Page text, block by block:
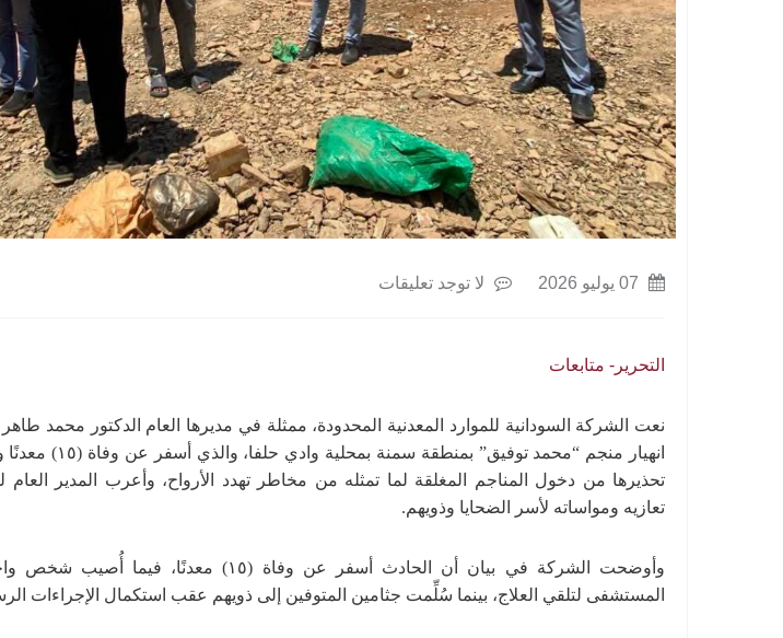
لا توجد تعليقات
التحرير- متابعات
نعت الشركة السودانية للموارد المعدنية المحدودة، ممثلة في مديرها العام الدكتور محمد
انهيار منجم “محمد توفيق”
تحذيرها من دخول المناجم المغلقة لما تمثله من مخاطر تهدد الأرواح، وأعرب المدير
تعازيه ومواساته لأسر الضحايا وذويهم.
وأوضحت الشركة في بيان أن الحادث أسفر عن وفاة (١٥)
المستشفى لتلقي العلاج، بينما سُلِّمت جثامين المتوفين إلى ذويهم عقب استكمال الإجراءات